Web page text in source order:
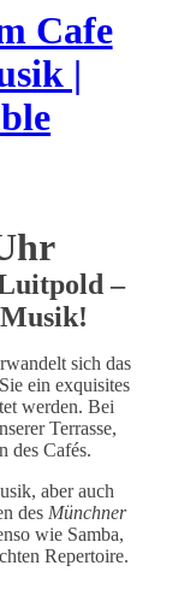
Cafe
|
–
sich das
ein exquisites
werden. Bei
Terrasse,
des Cafés.
aber auch
des Münchner
wie Samba,
Repertoire.